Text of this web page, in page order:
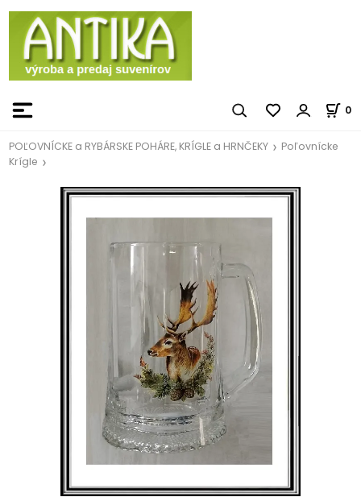
0
POĽOVNÍCKE a RYBÁRSKE POHÁRE, KRÍGLE a HRNČEKY
Poľovnícke
Krígle